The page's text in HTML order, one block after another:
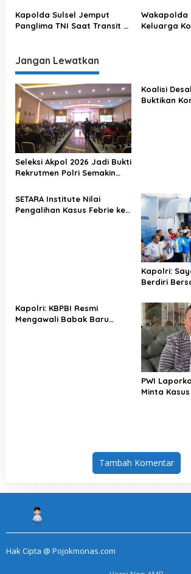
Kapolda Sulsel Jemput
Panglima TNI Saat Transit Di
Wakapolda
Keluarga
Jangan Lewatkan
Seleksi Akpol 2026 Jadi Bukti
Rekrutmen Polri Semakin
Koalisi
Buktikan
SETARA Institute Nilai
Pengalihan Kasus Febrie ke
Kapolri:
Berdiri
Kapolri: KBPBI Resmi
Mengawali Babak Baru
PWI
Minta
Tambah Komentar
Hak Cipta @ Pojokmonas.com